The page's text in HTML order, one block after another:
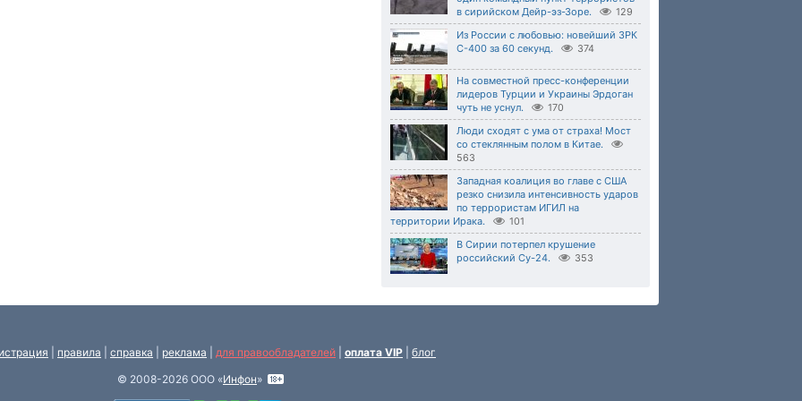
в сирийском Дейр-эз-Зоре.
129
Из России с любовью: новейший ЗРК
С-400 за 60 секунд.
374
На совместной пресс-конференции
лидеров Турции и Украины Эрдоган
чуть не уснул.
170
Люди сходят с ума от страха! Мост
со стеклянным полом в Китае.
563
Западная коалиция во главе с США
резко снизила интенсивность ударов
по террористам ИГИЛ на
территории Ирака.
101
В Сирии потерпел крушение
российский Су-24.
353
правила справка реклама для правообладателей оплата VIP
блог
© 2008-2026 ООО «Инфон»